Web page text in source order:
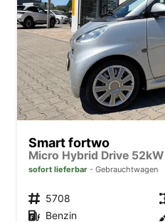
Smart fortwo
sofort lieferbar Gebrauchtwagen
5708
Benzin